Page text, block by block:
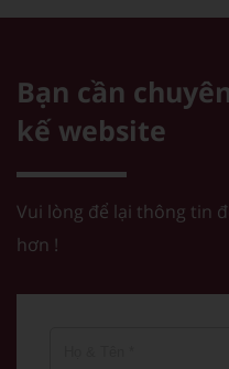
Bạn cần
kế website
Vui lòng để lại thông tin
hơn !